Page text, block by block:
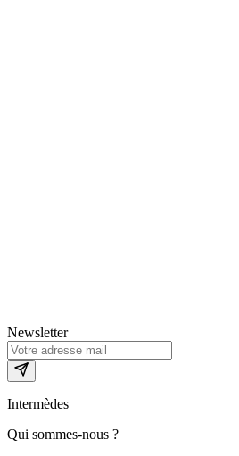
Newsletter
Intermèdes
Qui sommes-nous ?